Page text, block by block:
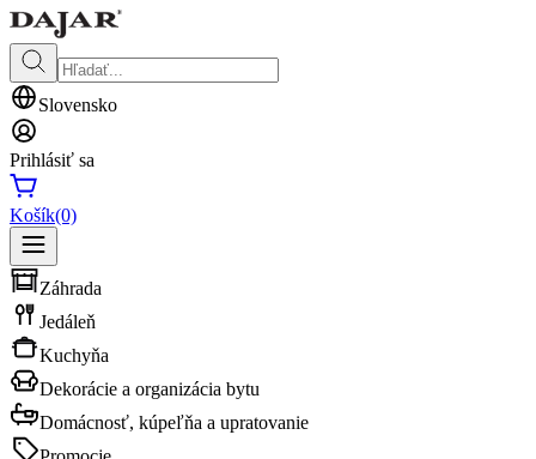
Slovensko
Prihlásiť sa
Košík(0)
Záhrada
Jedáleň
Kuchyňa
Dekorácie a organizácia bytu
Domácnosť, kúpeľňa a upratovanie